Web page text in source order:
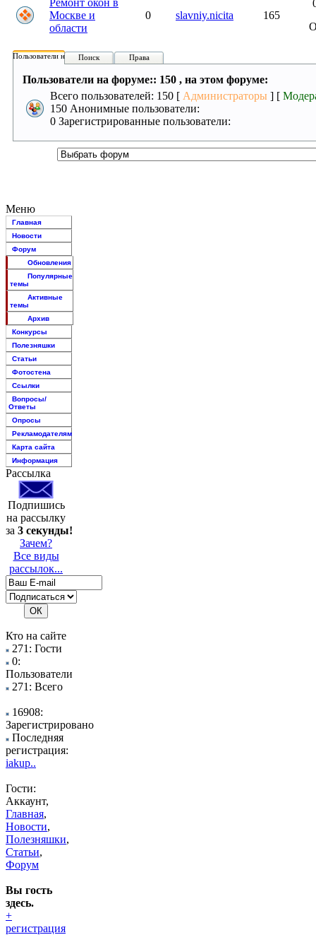
Ремонт окон в
Москве и
области
0 slavniy.nicita 165
Пользователи на форуме:
Поиск Права
Пользователи на форуме:: 150 , на этом форуме:
Всего пользователей: 150 [ Администраторы ] [
150 Анонимные пользователи:
0 Зарегистрированные пользователи:
Меню
Главная
Новости
Форум
Обновления
Популярные
темы
Активные
темы
Архив
Конкурсы
Полезняшки
Статьи
Фотостена
Ссылки
Вопросы/
Ответы
Опросы
Рекламодателям
Карта сайта
Информация
Рассылка
Подпишись
на рассылку
за 3 секунды!
Зачем?
Все виды
рассылок...
Кто на сайте
271: Гости
0:
Пользователи
271: Всего
16908:
Зарегистрировано
Последняя
регистрация:
iakup..
Гости:
Аккаунт,
Главная,
Новости,
Полезняшки,
Статьи,
Форум
Вы гость
здесь.
+
регистрация